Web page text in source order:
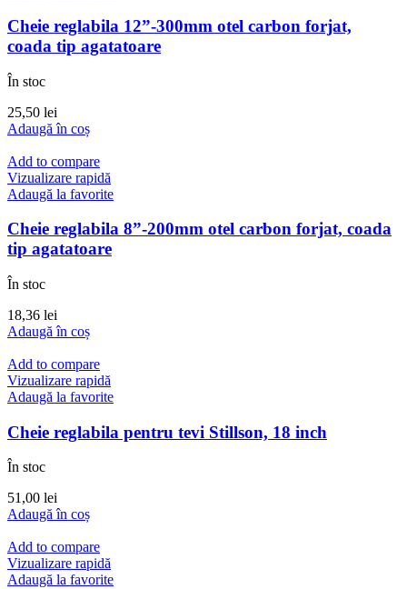
Cheie reglabila 12”-300mm otel carbon forjat,
coada tip agatatoare
În stoc
25,50 lei
Adaugă în coș
Add to compare
Vizualizare rapidă
Adaugă la favorite
Cheie reglabila 8”-200mm otel carbon forjat, coada
tip agatatoare
În stoc
18,36 lei
Adaugă în coș
Add to compare
Vizualizare rapidă
Adaugă la favorite
Cheie reglabila pentru tevi Stillson, 18 inch
În stoc
51,00 lei
Adaugă în coș
Add to compare
Vizualizare rapidă
Adaugă la favorite